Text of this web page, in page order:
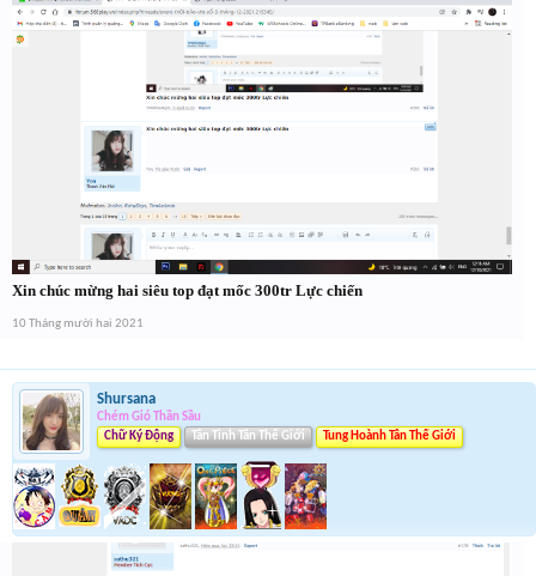
Xin chúc mừng hai siêu top đạt mốc 300tr Lực chiến
10 Tháng mười hai 2021
Shursana
Chém Gió Thần Sầu
Chữ Ký Động
Tân Tinh Tân Thế Giới Tung Hoành Tân Thế Giới